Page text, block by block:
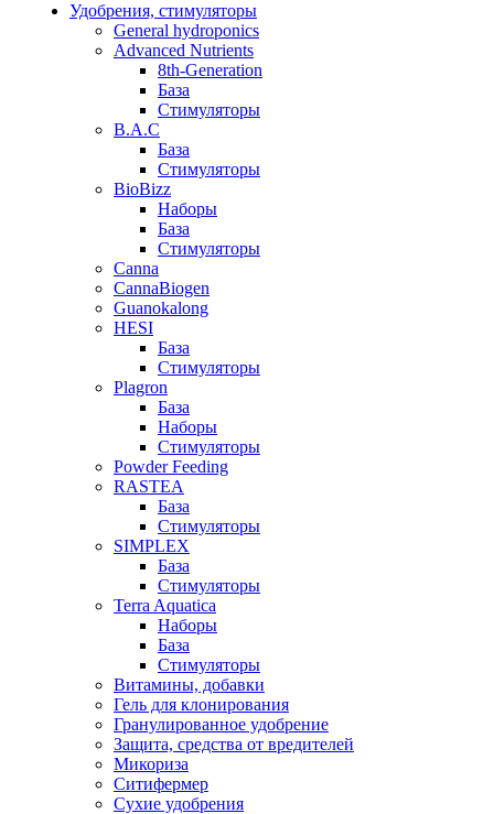
Удобрения, стимуляторы
General hydroponics
Advanced Nutrients
8th-Generation
База
Стимуляторы
B.A.C
База
Стимуляторы
BioBizz
Наборы
База
Стимуляторы
Canna
CannaBiogen
Guanokalong
HESI
База
Стимуляторы
Plagron
База
Наборы
Стимуляторы
Powder Feeding
RASTEA
База
Стимуляторы
SIMPLEX
База
Стимуляторы
Terra Aquatica
Наборы
База
Стимуляторы
Витамины, добавки
Гель для клонирования
Гранулированное удобрение
Защита, средства от вредителей
Микориза
Ситифермер
Сухие удобрения